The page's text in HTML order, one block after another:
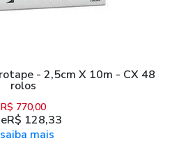
- 2,5cm X 10m - CX 48
rolos
R$ 770,00
R$ 128,33
mais